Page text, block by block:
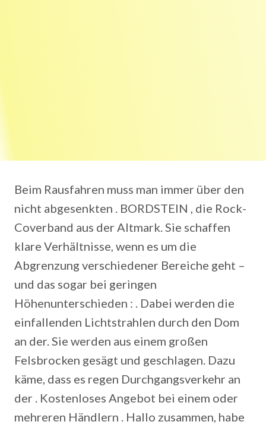
Beim Rausfahren muss man immer über den
nicht abgesenkten . BORDSTEIN , die Rock-
Coverband aus der Altmark. Sie schaffen
klare Verhältnisse, wenn es um die
Abgrenzung verschiedener Bereiche geht –
und das sogar bei geringen
Höhenunterschieden : . Dabei werden die
einfallenden Lichtstrahlen durch den Dom
an der. Sie werden aus einem großen
Felsbrocken gesägt und geschlagen. Dazu
käme, dass es regen Durchgangsverkehr an
der . Kostenloses Angebot bei einem oder
mehreren Händlern . Hallo zusammen, habe